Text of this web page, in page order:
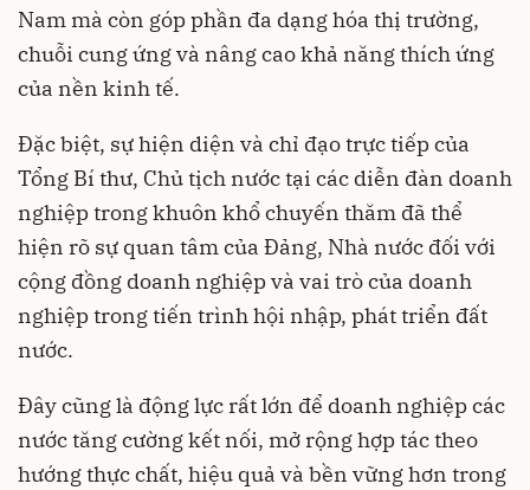
Nam mà còn góp phần đa dạng hóa thị trường,
chuỗi cung ứng và nâng cao khả năng thích ứng
của nền kinh tế.
Đặc biệt, sự hiện diện và chỉ đạo trực tiếp của
Tổng Bí thư, Chủ tịch nước tại các diễn đàn doanh
nghiệp trong khuôn khổ chuyến thăm đã thể
hiện rõ sự quan tâm của Đảng, Nhà nước đối với
cộng đồng doanh nghiệp và vai trò của doanh
nghiệp trong tiến trình hội nhập, phát triển đất
nước.
Đây cũng là động lực rất lớn để doanh nghiệp các
nước tăng cường kết nối, mở rộng hợp tác theo
hướng thực chất, hiệu quả và bền vững hơn trong